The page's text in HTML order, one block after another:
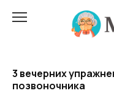
3 вечерних
позвоночника